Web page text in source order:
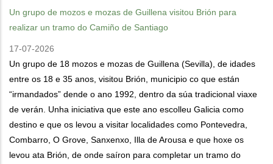
Un grupo de mozos e mozas de Guillena visitou Brión para
realizar un tramo do Camiño de Santiago
17-07-2026
Un grupo de 18 mozos e mozas de Guillena (Sevilla), de idades
entre os 18 e 35 anos, visitou Brión, municipio co que están
“irmandados” dende o ano 1992, dentro da súa tradicional viaxe
de verán. Unha iniciativa que este ano escolleu Galicia como
destino e que os levou a visitar localidades como Pontevedra,
Combarro, O Grove, Sanxenxo, Illa de Arousa e que hoxe os
levou ata Brión, de onde saíron para completar un tramo do